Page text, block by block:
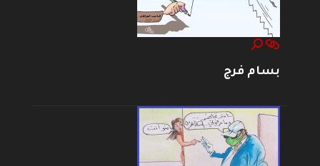
بسام فرج